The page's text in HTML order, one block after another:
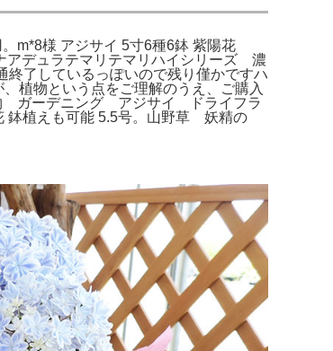
m*8様 アジサイ 5寸6種6鉢 紫陽花
デュラテマリテマリハイシリーズ 濃
了しているっぽいので残り僅かですハ
植物という点をご理解のうえ、ご購入
物 ガーデニング アジサイ ドライフラ
植えも可能 5.5号。山野草 妖精の